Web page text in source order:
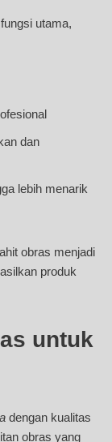
utama,
dan
lebih menarik
obras menjadi
produk
untuk
dengan kualitas
obras yang